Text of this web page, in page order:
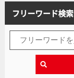
フリーワード検索